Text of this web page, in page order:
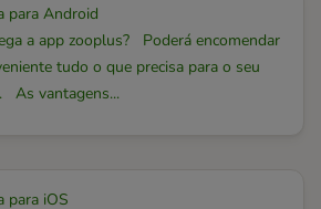
para Android
a app zooplus? Poderá encomendar
tudo o que precisa para o seu
As vantagens...
para iOS